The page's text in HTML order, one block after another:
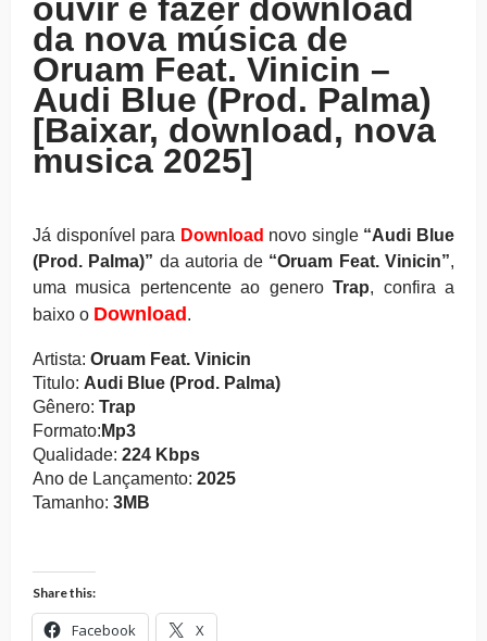
ouvir e fazer download
da nova música de
Oruam Feat. Vinicin –
Audi Blue (Prod. Palma)
[Baixar, download, nova
musica 2025]
Já disponível para Download novo single“Audi Blue
(Prod. Palma)” da autoria de “Oruam Feat. Vinicin”,
uma musica pertencente ao genero Trap, confira a
baixo o Download.
Artista: Oruam Feat. Vinicin
Titulo: Audi Blue (Prod. Palma)
Gênero: Trap
Formato: Mp3
Qualidade: 224 Kbps
Ano de Lançamento: 2025
Tamanho: 3MB
Share this:
Facebook X